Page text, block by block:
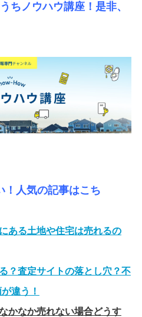
ちノウハウ講座！是非、
！人気の記事はこち
ある土地や住宅は売れるの
？査定サイトの落とし穴？不
違う！
かなか売れない場合どうす